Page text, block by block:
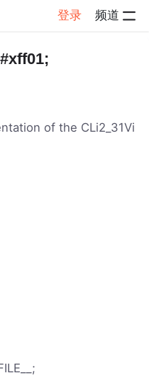
登录 频道
of the CLi2_31Vi